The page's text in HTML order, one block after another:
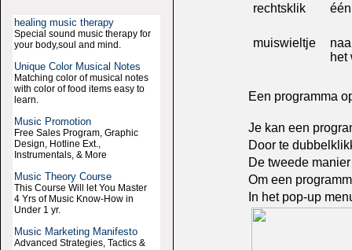
healing music therapy
Special sound music therapy for
your body,soul and mind.
Unique Color Musical Notes
Matching color of musical notes
with color of food items easy to
learn.
Music Promotion
Free Sales Program, Graphic
Design, Hotline Ext.,
Instrumentals, & More
Music Theory Course
This Course Will let You Master
4 Yrs of Music Know-How in
Under 1 yr.
Music Marketing Manifesto
Advanced Strategies, Tactics &
rechtsklik
muiswieltje
het
Een programma
Je kan een
Door te
De tweede
Om een
In het pop-up